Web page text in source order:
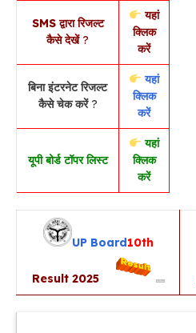
SMS द्वारा रिजल्ट
कैसे देखें?
यहां
क्लिक
करें
बिना इंटरनेट रिजल्ट
कैसे चेक करें?
यहां
क्लिक
करें
यूपी बोर्ड टॉपर लिस्ट
यहां
क्लिक
करें
UPBoard10th
Result 2025